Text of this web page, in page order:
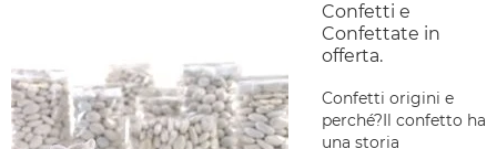
Confetti e
Confettate in
offerta.
Confetti origini e
perché?Il confetto ha
una storia